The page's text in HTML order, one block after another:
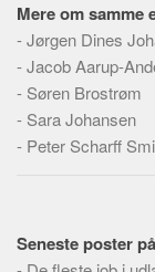
Tekstannoncer
Bannere
Hjælp
Mere om samme
-Jørgen Dines
-Jacob Aarup-
- Søren Brostrøm
- Sara Johansen
- Peter Scharff
Seneste poster